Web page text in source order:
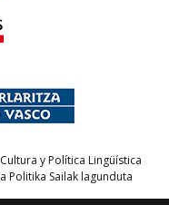
y Política Lingüística
Politika Sailak lagunduta